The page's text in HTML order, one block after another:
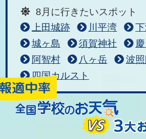
8月に行きたいスポット
上田城跡
川平湾
城ヶ島
須賀神社
阿智村
八ヶ岳
波
四国カルスト